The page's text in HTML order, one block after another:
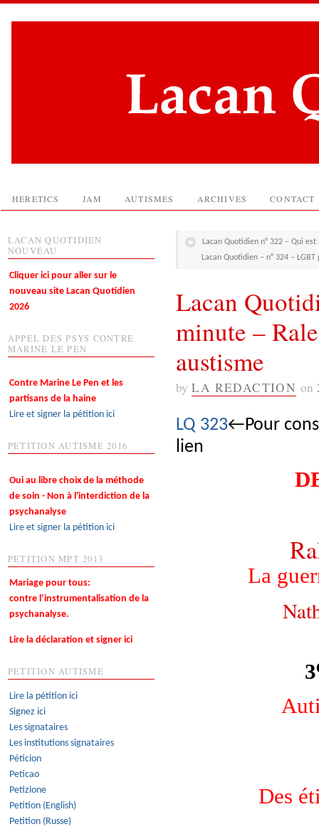
HERETICS JAM AUTISMES ARCHIVES CONTACT
Lacan Quotidien n° 322 – Qui
Lacan Quotidien – n° 324 –
Lacan
minute –
austisme
by LA REDACTION on
LQ 323←Pour
lien
La
3
Des
LACAN QUOTIDIEN
NOUVEAU
Cliquer ici pour aller sur le
nouveau site Lacan Quotidien
2026
APPEL DES PSYS CONTRE
MARINE LE PEN
Contre Marine Le Pen et les
partisans de la haine
Lire et signer la pétition ici
PETITION AUTISME 2016
Oui au libre choix de la méthode
de soin - Non à l'interdiction de la
psychanalyse
Lire et signer la pétition ici
PETITION MPT 2013
Mariage pour tous:
contre l’instrumentalisation de la
psychanalyse.
Lire la déclaration et signer ici
PETITION AUTISME
Lire la pétition ici
Signez ici
Les signataires
Les institutions signataires
Péticion
Peticao
Petizione
Petition (English)
Petition (Russe)